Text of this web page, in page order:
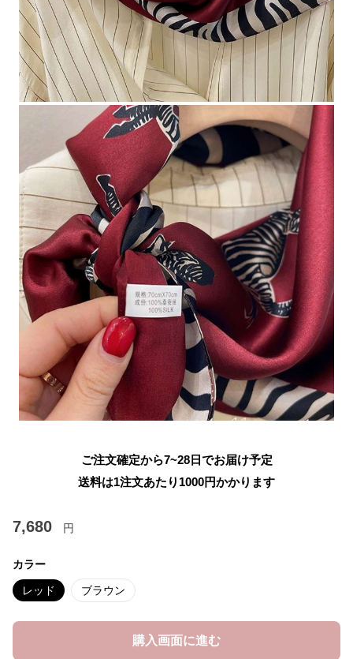
ご注文確定から7~28日でお届け予定
送料は1注文あたり 1000円かかります
7,680 円
カラー
レッド ブラウン
購入画面に進む